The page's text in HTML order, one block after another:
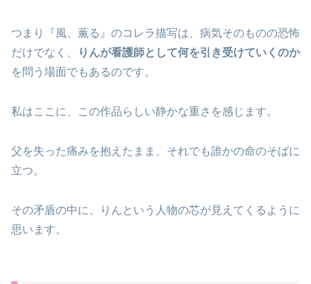
つまり『風、薫る』のコレラ描写は、病気そのものの恐怖
だけでなく、
りんが看護師として何を引き受けていくのか
を問う場面でもあるのです。
私はここに、この作品らしい静かな重さを感じます。
父を失った痛みを抱えたまま、それでも誰かの命のそばに
立つ。
その矛盾の中に、りんという人物の芯が見えてくるように
思います。